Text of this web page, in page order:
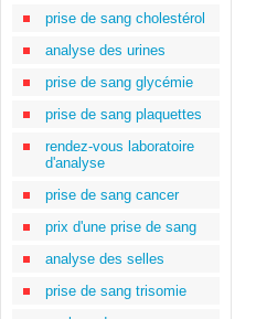
prise de sang cholestérol
analyse des urines
prise de sang glycémie
prise de sang plaquettes
rendez-vous laboratoire
d'analyse
prise de sang cancer
prix d'une prise de sang
analyse des selles
prise de sang trisomie